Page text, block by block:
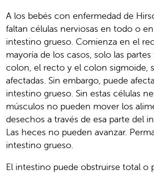
A los bebés con enfermedad de
faltan células nerviosas en todo o
intestino grueso. Comienza en el
mayoría de los casos, solo las
colon, el recto y el colon sigmoide,
afectadas. Sin embargo, puede
intestino grueso. Sin estas células
músculos no pueden mover los
desechos a través de esa parte del
Las heces no pueden avanzar.
intestino grueso.
El intestino puede obstruirse total o